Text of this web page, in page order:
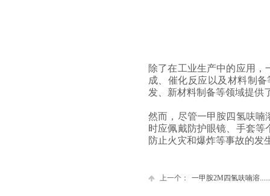
除了在工业生产中的应用
成、催化反应以及材料制
发、新材料制备等领域提供
然而，尽管一甲胺四氢呋喃
时应佩戴防护眼镜、手套
防止火灾和爆炸等事故的发
上一个：
一甲胺2M四氢呋喃溶......